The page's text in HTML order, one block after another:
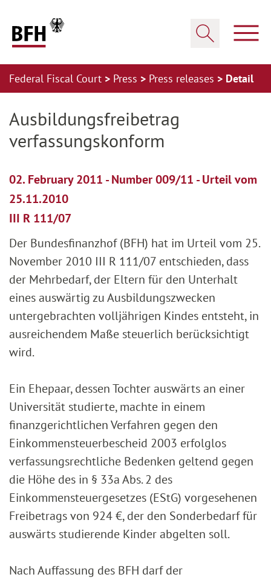
Federal Fiscal Court Press Press releases Detail
Ausbildungsfreibetrag
verfassungskonform
02. February 2011 - Number 009/11 - Urteil vom
25.11.2010
III R 111/07
Der Bundesfinanzhof (BFH) hat im Urteil vom 25.
November 2010 III R 111/07 entschieden, dass
der Mehrbedarf, der Eltern für den Unterhalt
eines auswärtig zu Ausbildungszwecken
untergebrachten volljährigen Kindes entsteht, in
ausreichendem Maße steuerlich berücksichtigt
wird.
Ein Ehepaar, dessen Tochter auswärts an einer
Universität studierte, machte in einem
finanzgerichtlichen Verfahren gegen den
Einkommensteuerbescheid 2003 erfolglos
verfassungsrechtliche Bedenken geltend gegen
die Höhe des in § 33a Abs. 2 des
Einkommensteuergesetzes (EStG) vorgesehenen
Freibetrags von 924 €, der den Sonderbedarf für
auswärts studierende Kinder abgelten soll.
Nach Auffassung des BFH darf der